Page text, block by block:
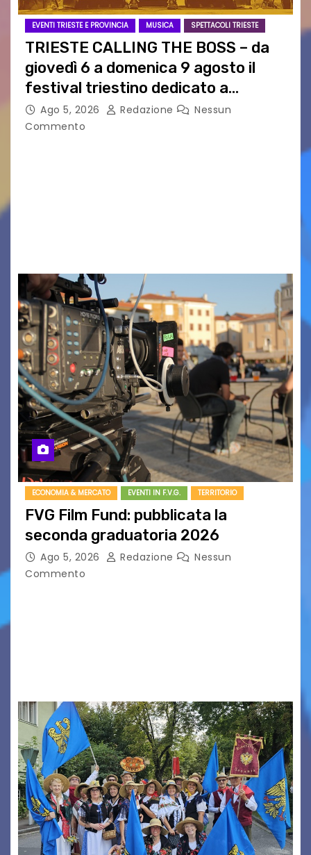
EVENTI TRIESTE E PROVINCIA MUSICA SPETTACOLI TRIESTE
TRIESTE CALLING THE BOSS – da
giovedì 6 a domenica 9 agosto il
festival triestino dedicato a
Springsteen
Ago 5, 2026 Redazione
Nessun
Commento
ECONOMIA & MERCATO EVENTI IN F.V.G. TERRITORIO
FVG Film Fund: pubblicata la
seconda graduatoria 2026
Ago 5, 2026 Redazione
Nessun
Commento